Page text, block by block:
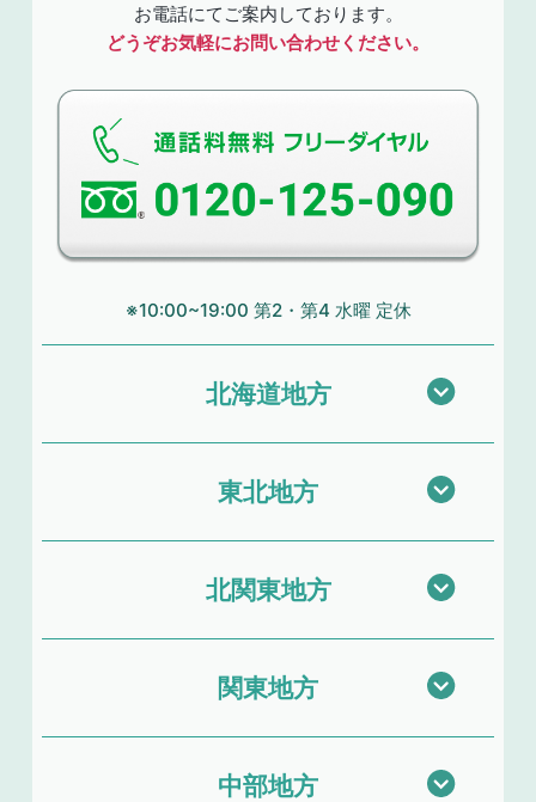
お電話にてご案内しております。
どうぞお気軽にお問い合わせください。
※10:00~19:00 第2・第4 水曜 定休
北海道地方
東北地方
北関東地方
関東地方
中部地方